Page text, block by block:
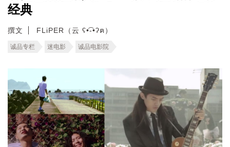
经典
撰文 FLiPER（云 ʕ•͡-•ʔฅ）
诚品专栏 迷电影 诚品电影院